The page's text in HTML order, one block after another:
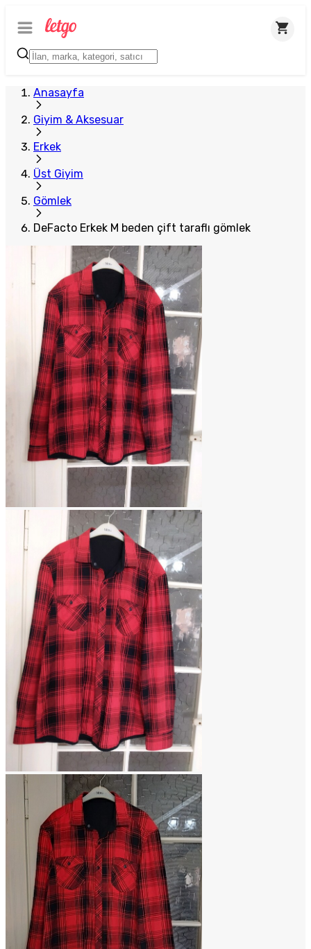
Anasayfa
Giyim & Aksesuar
Erkek
Üst Giyim
Gömlek
DeFacto Erkek M beden çift taraflı gömlek